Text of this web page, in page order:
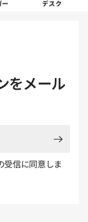
をメール
受信に同意しま